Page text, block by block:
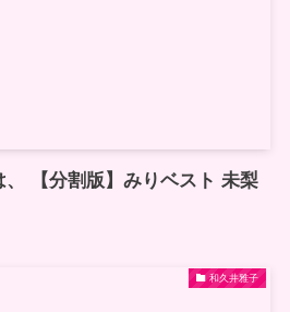
【分割版】みりベスト 未梨
和久井雅子